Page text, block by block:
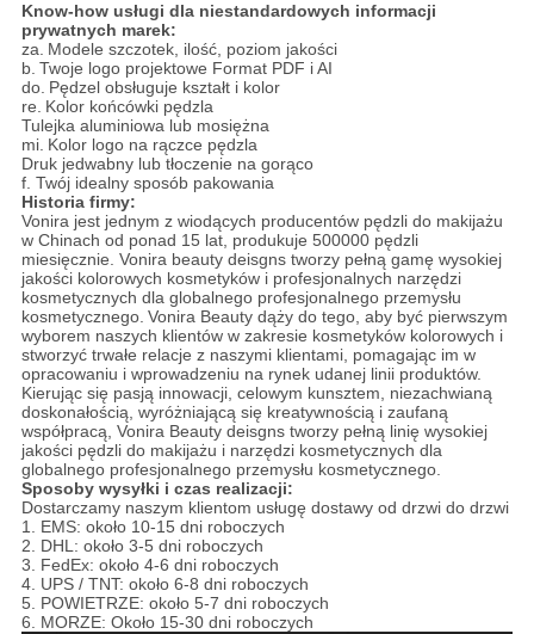
Know-how usługi dla niestandardowych informacji
prywatnych marek:
za. Modele szczotek, ilość, poziom jakości
b. Twoje logo projektowe Format PDF i AI
do. Pędzel obsługuje kształt i kolor
re. Kolor końcówki pędzla
Tulejka aluminiowa lub mosiężna
mi. Kolor logo na rączce pędzla
Druk jedwabny lub tłoczenie na gorąco
f. Twój idealny sposób pakowania
Historia firmy:
Vonira jest jednym z wiodących producentów pędzli do makijażu
w Chinach od ponad 15 lat, produkuje 500000 pędzli
miesięcznie. Vonira beauty deisgns tworzy pełną gamę wysokiej
jakości kolorowych kosmetyków i profesjonalnych narzędzi
kosmetycznych dla globalnego profesjonalnego przemysłu
kosmetycznego. Vonira Beauty dąży do tego, aby być pierwszym
wyborem naszych klientów w zakresie kosmetyków kolorowych i
stworzyć trwałe relacje z naszymi klientami, pomagając im w
opracowaniu i wprowadzeniu na rynek udanej linii produktów.
Kierując się pasją innowacji, celowym kunsztem, niezachwianą
doskonałością, wyróżniającą się kreatywnością i zaufaną
współpracą, Vonira Beauty deisgns tworzy pełną linię wysokiej
jakości pędzli do makijażu i narzędzi kosmetycznych dla
globalnego profesjonalnego przemysłu kosmetycznego.
Sposoby wysyłki i czas realizacji:
Dostarczamy naszym klientom usługę dostawy od drzwi do drzwi
1. EMS: około 10-15 dni roboczych
2. DHL: około 3-5 dni roboczych
3. FedEx: około 4-6 dni roboczych
4. UPS / TNT: około 6-8 dni roboczych
5. POWIETRZE: około 5-7 dni roboczych
6. MORZE: Około 15-30 dni roboczych